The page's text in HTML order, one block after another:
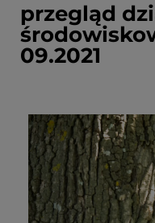
przegląd
09.2021